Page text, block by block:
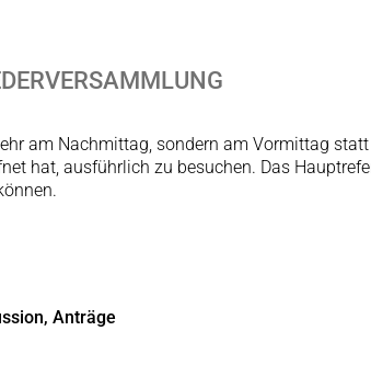
am Nachmittag, sondern am Vormittag
hat, ausführlich zu besuchen. Das
Anträge